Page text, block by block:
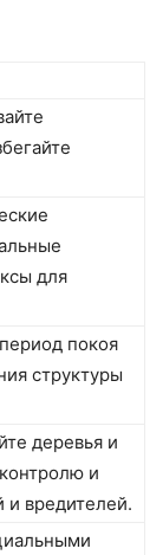
для
покоя
структуры
деревья и
и
и вредителей.